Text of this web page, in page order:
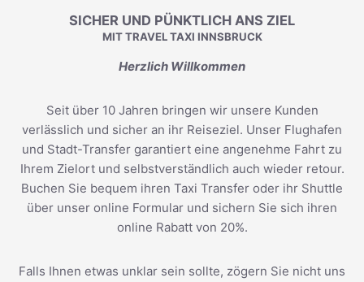
SICHER UND PÜNKTLICH ANS ZIEL
MIT TRAVEL TAXI INNSBRUCK
Herzlich Willkommen
Seit über 10 Jahren bringen wir unsere Kunden
verlässlich und sicher an ihr Reiseziel. Unser Flughafen
und Stadt-Transfer garantiert eine angenehme Fahrt zu
Ihrem Zielort und selbstverständlich auch wieder retour.
Buchen Sie bequem ihren Taxi Transfer oder ihr Shuttle
über unser online Formular und sichern Sie sich ihren
online Rabatt von 20%.
Falls Ihnen etwas unklar sein sollte, zögern Sie nicht uns